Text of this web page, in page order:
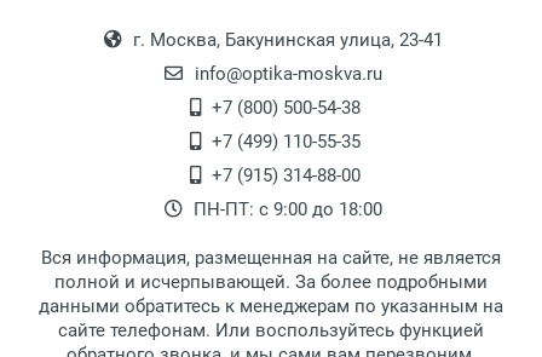
Длина дужки:
Ширина мостика:
Материал линзы:
Материал оправы:
Материал дужки:
Цвет линзы:
Цвет оправы:
Самовывоз.
Оплата товара производится
наличными непосредственно на пункте
выдачи товара.
Перечисление средств на расчетный счет.
18:00, по субботам с 11:00 до 15:00, в
офисе по адресу: г. Москва,
Переведеновский переулок 17, корпус 1,
второй этаж, тел. +7 (499) 110-55-35.
После того, как заказ поступает в пункт
выдачи, наш менеджер связывается с
клиентом и оповещает о поступлении
Для получения товара при себе
обязательно иметь паспорт.
Заказ необходимо забрать в течение 3
г. Москва, Бакунинская улица, 23-41
info@optika-moskva.ru
+7 (800) 500-54-38
+7 (499) 110-55-35
+7 (915) 314-88-00
ПН-ПТ: с 9:00 до 18:00
Вся информация, размещенная на сайте, не является
полной и исчерпывающей. За более подробными
данными обратитесь к менеджерам по указанным на
сайте телефонам. Или воспользуйтесь функцией